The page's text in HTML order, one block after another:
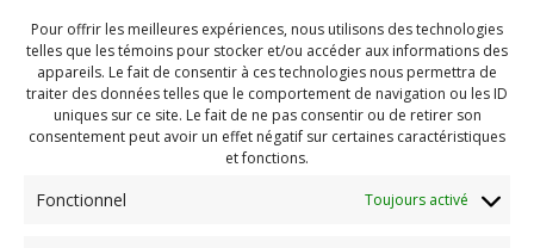
Pour offrir les meilleures expériences, nous utilisons des technologies
telles que les témoins pour stocker et/ou accéder aux informations des
appareils. Le fait de consentir à ces technologies nous permettra de
traiter des données telles que le comportement de navigation ou les ID
uniques sur ce site. Le fait de ne pas consentir ou de retirer son
consentement peut avoir un effet négatif sur certaines caractéristiques
et fonctions.
Fonctionnel Toujours activé